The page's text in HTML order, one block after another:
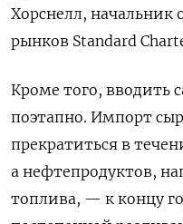
Хорснелл, начальник
рынков Standard
Кроме того, вводить
поэтапно. Импорт
прекратиться в
а нефтепродуктов,
топлива, — к концу